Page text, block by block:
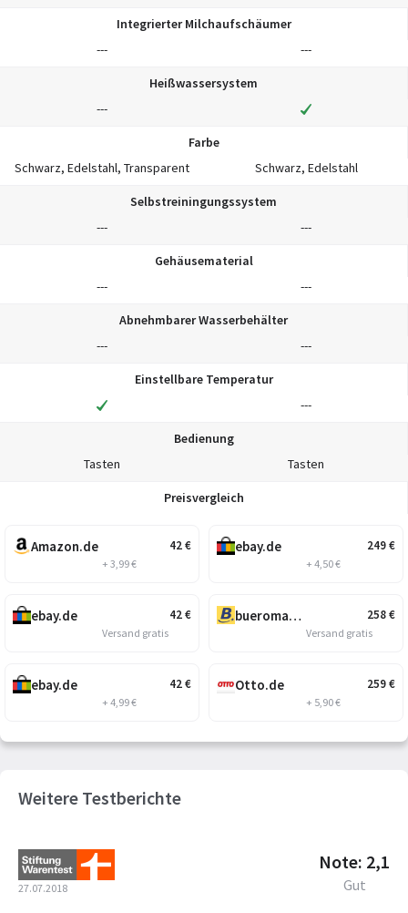
Integrierter Milchaufschäumer
---
---
Heißwassersystem
---
Farbe
Schwarz, Edelstahl, Transparent
Schwarz, Edelstahl
Selbstreiningungssystem
---
---
Gehäusematerial
---
---
Abnehmbarer Wasserbehälter
---
---
Einstellbare Temperatur
---
Bedienung
Tasten
Tasten
Preisvergleich
42€
Amazon.de
+ 3,99 €
42€
ebay.de
Versand gratis
42€
ebay.de
+ 4,99 €
249€
ebay.de
+ 4,50 €
258€
bueromarkt-ag.de
Versand gratis
259€
Otto.de
+ 5,90 €
Weitere Testberichte
27.07.2018
Note: 2,1
Gut